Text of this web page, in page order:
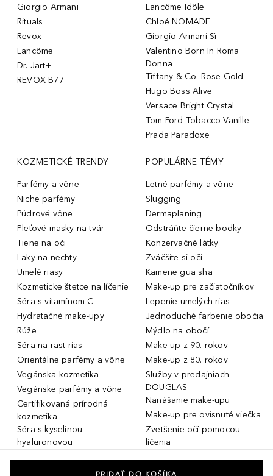
Giorgio Armani
Rituals
Revox
Lancôme
Dr. Jart+
REVOX B77
Lancôme Idôle
Chloé NOMADE
Giorgio Armani Sì
Valentino Born In Roma
Donna
Tiffany & Co. Rose Gold
Hugo Boss Alive
Versace Bright Crystal
Tom Ford Tobacco Vanille
Prada Paradoxe
KOZMETICKÉ TRENDY
Parfémy a vône
Niche parfémy
Púdrové vône
Pleťové masky na tvár
Tiene na oči
Laky na nechty
Umelé riasy
Kozmeticke štetce na líčenie
Séra s vitamínom C
Hydratačné make-upy
Rúže
Séra na rast rias
Orientálne parfémy a vône
Vegánska kozmetika
Vegánske parfémy a vône
Certifikovaná prírodná
kozmetika
Séra s kyselinou
hyaluronovou
Pánske parfémy a vône
POPULÁRNE TÉMY
Letné parfémy a vône
Slugging
Dermaplaning
Odstráňte čierne bodky
Konzervačné látky
Zväčšite si oči
Kamene gua sha
Make-up pre začiatočníkov
Lepenie umelých rias
Jednoduché farbenie obočia
Mýdlo na obočí
Make-up z 90. rokov
Make-up z 80. rokov
Služby v predajniach
DOUGLAS
Nanášanie make-upu
Make-up pre ovisnuté viečka
Zvetšenie očí pomocou
líčenia
Make-up pre suchú pleť
PRIDAŤ DO KOŠÍKA